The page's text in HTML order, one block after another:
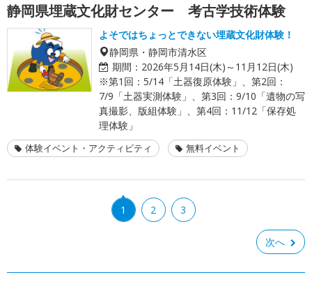
静岡県埋蔵文化財センター 考古学技術体験
よそではちょっとできない埋蔵文化財体験！
静岡県・静岡市清水区
期間： 2026年5月14日(木)～11月12日(木)
※第1回：5/14「土器復原体験」、第2回：
7/9「土器実測体験」、第3回：9/10「遺物の写
真撮影、版組体験」、第4回：11/12「保存処
理体験」
体験イベント・アクティビティ 無料イベント
1 2 3
次へ